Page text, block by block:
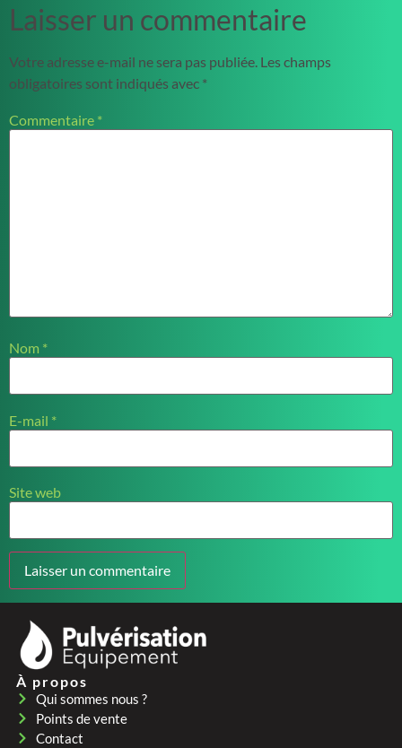
Laisser un commentaire
Votre adresse e-mail ne sera pas publiée. Les champs
obligatoires sont indiqués avec *
Commentaire *
Nom *
E-mail *
Site web
À propos
Qui sommes nous ?
Points de vente
Contact